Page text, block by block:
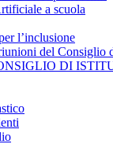
a scuola
l’inclusione
del Consiglio
DI